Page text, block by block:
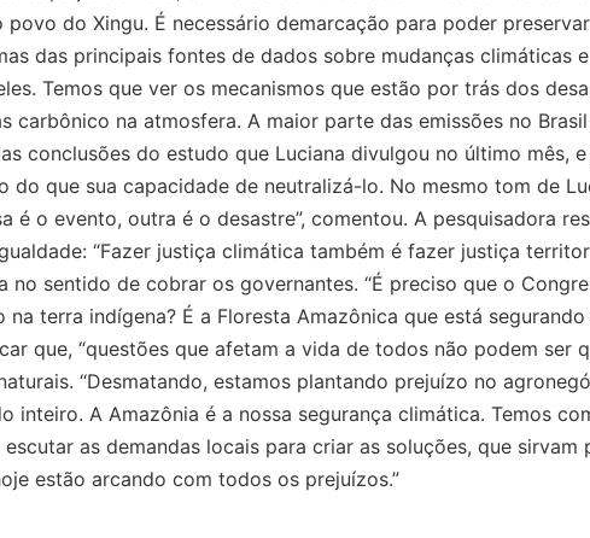
do Xingu. É necessário demarcação para poder
das principais fontes de dados sobre mudanças climáticas
Temos que ver os mecanismos que estão por trás dos
carbônico na atmosfera. A maior parte das emissões no
conclusões do estudo que Luciana divulgou no último
do que sua capacidade de neutralizá-lo. No mesmo tom de
é o evento, outra é o desastre”, comentou. A pesquisadora
“Fazer justiça climática também é fazer justiça
no sentido de cobrar os governantes. “É preciso que o
terra indígena? É a Floresta Amazônica que está
que, “questões que afetam a vida de todos não podem ser
“Desmatando, estamos plantando prejuízo no
inteiro. A Amazônia é a nossa segurança climática. Temos
as demandas locais para criar as soluções, que
estão arcando com todos os prejuízos.”